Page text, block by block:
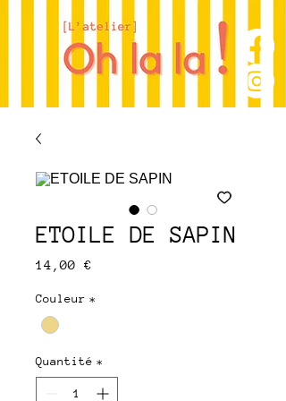
ETOILE DE SAPIN
14,00 €
Couleur *
Quantité *